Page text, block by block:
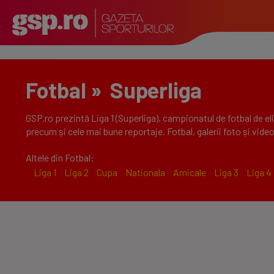
Fotbal » Superliga
GSP.ro prezintă Liga 1 (Superliga), campionatul de fotbal de
precum și cele mai bune reportaje. Fotbal, galerii foto și
Altele din Fotbal:
Liga 1
Liga 2 Cupa Nationala Amicale Liga 3 Liga 4